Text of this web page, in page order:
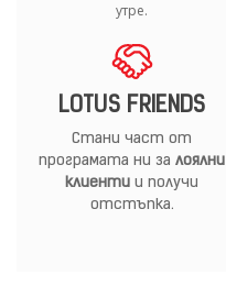
утре.
LOTUS FRIENDS
Стани част от
програмата ни за лоялни
клиенти и получи
отстъпка.